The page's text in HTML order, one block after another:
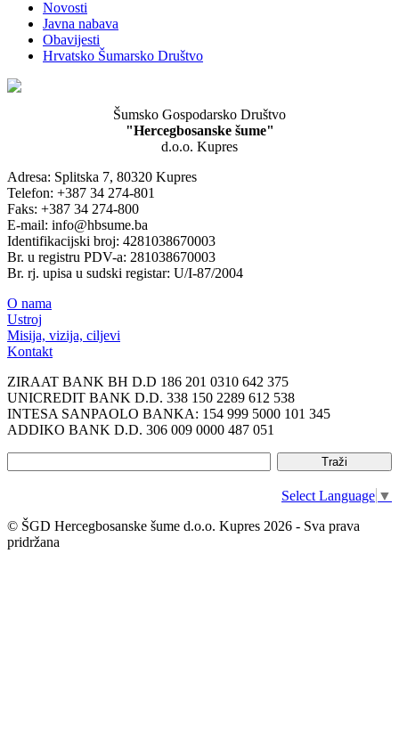
Novosti
Javna nabava
Obavijesti
Hrvatsko Šumarsko Društvo
Šumsko Gospodarsko Društvo
"Hercegbosanske šume"
d.o.o. Kupres
Adresa: Splitska 7, 80320 Kupres
Telefon: +387 34 274-801
Faks: +387 34 274-800
E-mail: info@hbsume.ba
Identifikacijski broj: 4281038670003
Br. u registru PDV-a: 281038670003
Br. rj. upisa u sudski registar: U/I-87/2004
O nama
Ustroj
Misija, vizija, ciljevi
Kontakt
ZIRAAT BANK BH D.D 186 201 0310 642 375
UNICREDIT BANK D.D. 338 150 2289 612 538
INTESA SANPAOLO BANKA: 154 999 5000 101 345
ADDIKO BANK D.D. 306 009 0000 487 051
Select Language ▼
© ŠGD Hercegbosanske šume d.o.o. Kupres 2026 - Sva prava
pridržana